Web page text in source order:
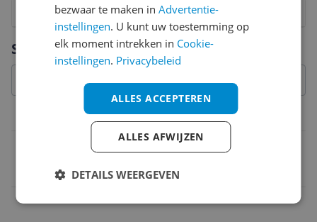
Specificaties
Belangrijkste kenmerken
6970801336308
7
6
5
4
3
2
Vraag 1 van 4
bezwaar te maken inAdvertentie-
instellingen. U kunt uw toestemming op
elk moment intrekken in Cookie-
instellingen. Privacybeleid
ALLES ACCEPTEREN
ALLES AFWIJZEN
DETAILS WEERGEVEN